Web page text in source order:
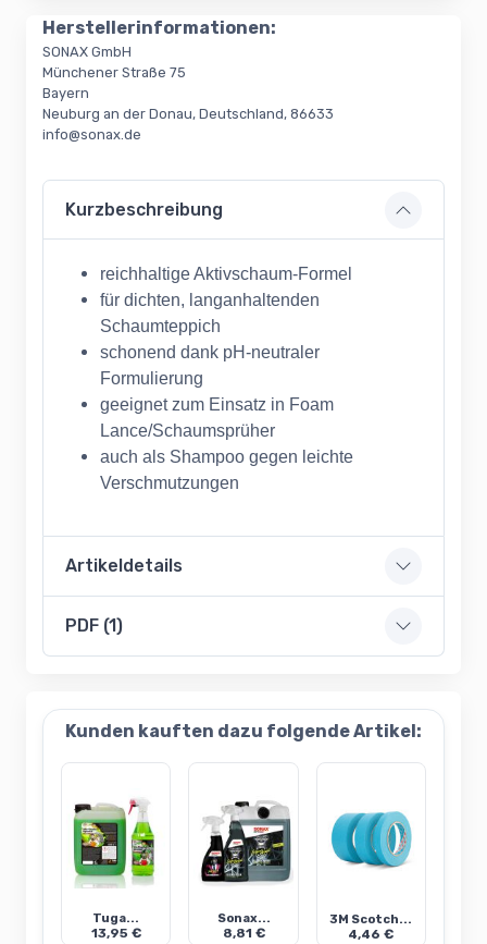
Herstellerinformationen:
SONAX GmbH
Münchener Straße 75
Bayern
Neuburg an der Donau, Deutschland, 86633
info@sonax.de
Kurzbeschreibung
reichhaltige Aktivschaum-Formel
für dichten, langanhaltenden
Schaumteppich
schonend dank pH-neutraler
Formulierung
geeignet zum Einsatz in Foam
Lance/Schaumsprüher
auch als Shampoo gegen leichte
Verschmutzungen
Artikeldetails
PDF (1)
Kunden kauften dazu folgende Artikel:
Tuga...
13,95 €
Sonax...
8,81 €
3M Scotch...
4,46 €